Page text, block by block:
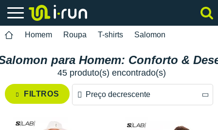
Homem Roupa T-shirts Salomon
para Homem: Conforto &
45 produto(s) encontrado(s)
FILTROS Preço decrescente